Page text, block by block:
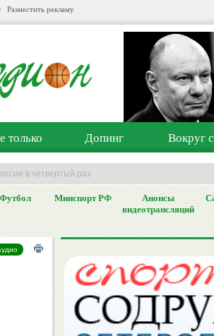
Разместить рекламу
только Допинг Вокруг
в четвертый раз
Минспорт РФ
Анонсы
видеотрансляций